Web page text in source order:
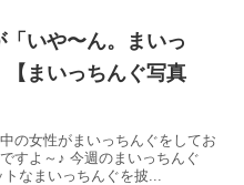
「いや〜ん。まいっ
【まいっちんぐ写真
の女性がまいっちんぐをしてお
すよ～♪ 今週のまいっちんぐ
なまいっちんぐを披...